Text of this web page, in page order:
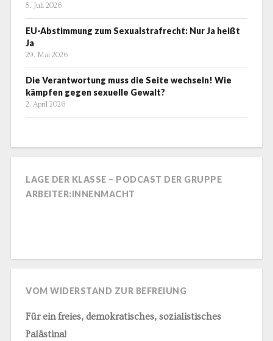
5. Juli 2026
EU-Abstimmung zum Sexualstrafrecht: Nur Ja heißt
Ja
29. Mai 2026
Die Verantwortung muss die Seite wechseln! Wie
kämpfen gegen sexuelle Gewalt?
2. April 2026
LAGE DER KLASSE – PODCAST DER GRUPPE
ARBEITER:INNENMACHT
VOM WIDERSTAND ZUR BEFREIUNG
Für ein freies, demokratisches, sozialistisches
Palästina!